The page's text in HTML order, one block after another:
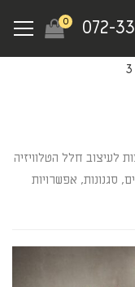
072-
0
Menu
לעיצוב חלל הטלוויזיה
סגנונות, אפשרויות